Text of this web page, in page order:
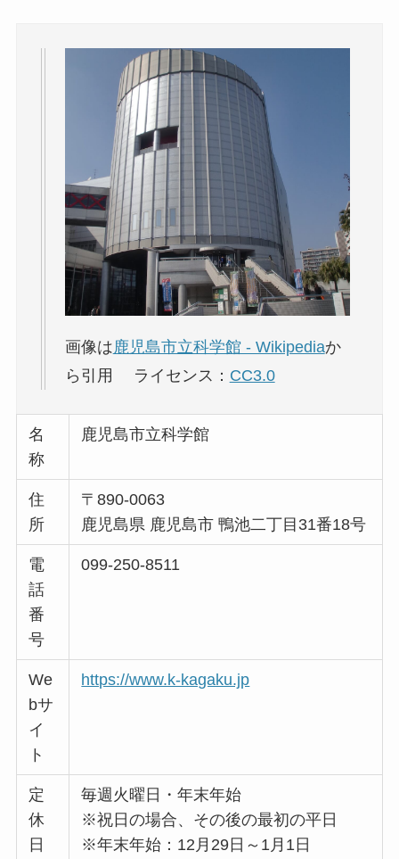
画像は鹿児島市立科学館 - Wikipediaか
ら引用 ライセンス： CC3.0
名
称
鹿児島市立科学館
住
所
〒890-0063
鹿児島県 鹿児島市 鴨池二丁目31番18号
電
話
番
号
099-250-8511
We
bサ
イ
ト
https://www.k-kagaku.jp
定
休
日
毎週火曜日・年末年始
※祝日の場合、その後の最初の平日
※年末年始：12月29日～1月1日